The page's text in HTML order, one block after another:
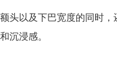
头以及下巴宽度的同时
沉浸感。